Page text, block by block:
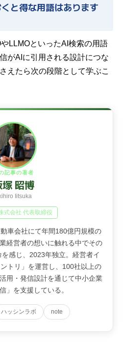
と得な用語はあります
LLMOといったAI検索の用語
がAIに引用される設計につな
えたら次の段階として学ぶこ
記事の著者
昭博
Iitsuka
式会社 代表取締役
車会社にて年間180億円規模の
経営者の想いに触れる中でその
感じ、2023年独立。経営者イ
トリ」を運営し、100社以上の
用・発信設計を通じて中小企業
」を支援している。
ハッシンラボ note